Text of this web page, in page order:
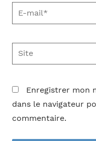
E-
mail*
Site
Enregistrer mon
dans le navigateur
commentaire.